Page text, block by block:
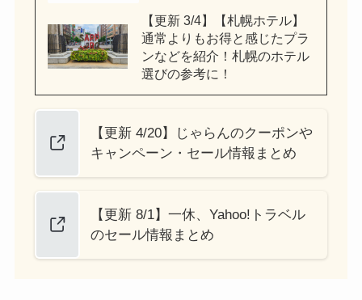
【更新 3/4】【札幌ホテル】
通常よりもお得と感じたプラ
ンなどを紹介！札幌のホテル
選びの参考に！
【更新 4/20】じゃらんのクーポンや
キャンペーン・セール情報まとめ
【更新 8/1】一休、Yahoo!トラベル
のセール情報まとめ